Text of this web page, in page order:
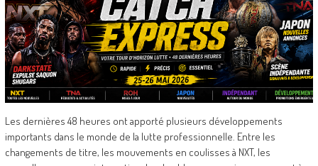
Les dernières 48 heures ont apporté plusieurs développements
importants dans le monde de la lutte professionnelle. Entre les
changements de titre, les mouvements en coulisses à NXT, les